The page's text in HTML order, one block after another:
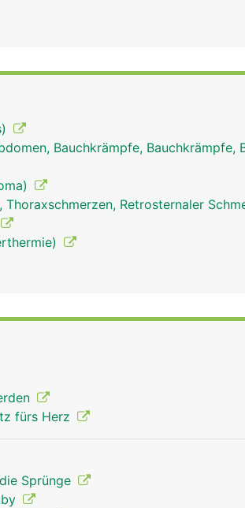
Bauchkrämpfe, Bauchkrämpfe,
Retrosternaler
fürs Herz
Sprünge